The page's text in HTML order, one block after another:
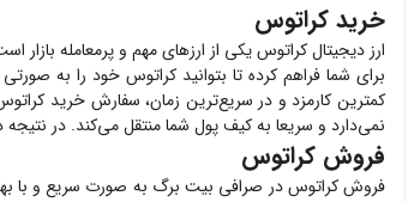
خرید کراتوس
ارز دیجیتالکراتوسیکی از ارزهای مهم و پرمعامله بازار
برای شما فراهم کرده تا بتوانید کراتوسخود را به صورتی
کمترین کارمزد و در سریع‌ترین زمان، سفارش خرید
نمی‌دارد و سریعا به کیف پول شما منتقل می‌کند. در
فروش کراتوس
فروشکراتوسدر صرافی بیت برگ به صورت سریع و با